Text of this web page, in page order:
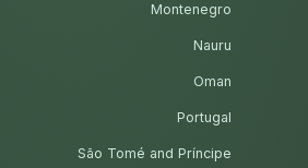
Montenegro
Nauru
Oman
Portugal
São Tomé and Príncipe